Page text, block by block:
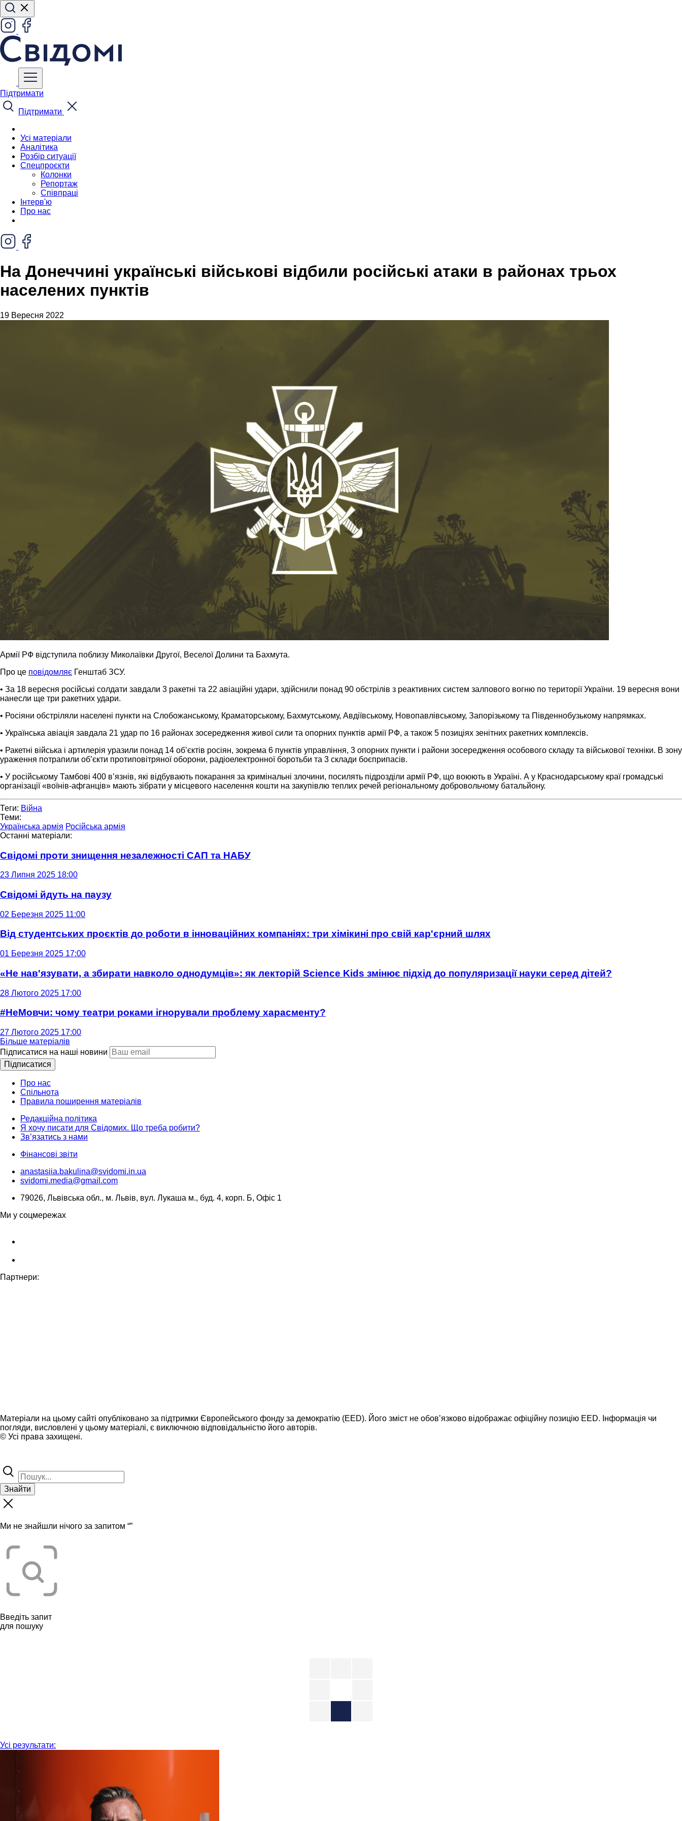
Підтримати
Підтримати
Усі матеріали
Аналітика
Розбір ситуації
Спецпроєкти
Колонки
Репортаж
Співпраці
Інтерв'ю
Про нас
На Донеччині українські військові відбили російські атаки в районах трьох
населених пунктів
19 Вересня 2022
Армії РФ відступила поблизу Миколаївки Другої, Веселої Долини та Бахмута.
Про це повідомляє Генштаб ЗСУ.
• За 18 вересня російські солдати завдали 3 ракетні та 22 авіаційні удари, здійснили понад 90 обстрілів з реактивних систем залпового вогню по території України. 19 вересня вони
нанесли ще три ракетних удари.
• Росіяни обстріляли населені пункти на Слобожанському, Краматорському, Бахмутському, Авдіївському, Новопавлівському, Запорізькому та Південнобузькому напрямках.
• Українська авіація завдала 21 удар по 16 районах зосередження живої сили та опорних пунктів армії РФ, а також 5 позиціях зенітних ракетних комплексів.
• Ракетні війська і артилерія уразили понад 14 об’єктів росіян, зокрема 6 пунктів управління, 3 опорних пункти і райони зосередження особового складу та військової техніки. В зону
ураження потрапили об’єкти протиповітряної оборони, радіоелектронної боротьби та 3 склади боєприпасів.
• У російському Тамбові 400 в’язнів, які відбувають покарання за кримінальні злочини, посилять підрозділи армії РФ, що воюють в Україні. А у Краснодарському краї громадські
організації «воїнів-афганців» мають зібрати у місцевого населення кошти на закупівлю теплих речей регіональному добровольчому батальйону.
Теги: Війна
Теми:
Українська армія Російська армія
Останні матеріали:
Свідомі проти знищення незалежності САП та НАБУ
23 Липня 2025 18:00
Свідомі йдуть на паузу
02 Березня 2025 11:00
Від студентських проєктів до роботи в інноваційних компаніях: три хімікині про свій кар'єрний шлях
01 Березня 2025 17:00
«Не нав'язувати, а збирати навколо однодумців»: як лекторій Science Kids змінює підхід до популяризації науки серед дітей?
28 Лютого 2025 17:00
#НеМовчи: чому театри роками ігнорували проблему харасменту?
27 Лютого 2025 17:00
Більше матеріалів
Підписатися на наші новини
Підписатися
Про нас
Спільнота
Правила поширення матеріалів
Редакційна політика
Я хочу писати для Свідомих. Що треба робити?
Зв’язатись з нами
Фінансові звіти
anastasiia.bakulina@svidomi.in.ua
svidomi.media@gmail.com
79026, Львівська обл., м. Львів, вул. Лукаша м., буд. 4, корп. Б, Офіс 1
Ми у соцмережах
Партнери:
Матеріали на цьому сайті опубліковано за підтримки Європейського фонду за демократію (EED). Його зміст не обов’язково відображає офіційну позицію EED. Інформація чи
погляди, висловлені у цьому матеріалі, є виключною відповідальністю його авторів.
© Усі права захищені.
Знайти
Ми не знайшли нічого за запитом “”
Введіть запит
для пошуку
Усі результати: